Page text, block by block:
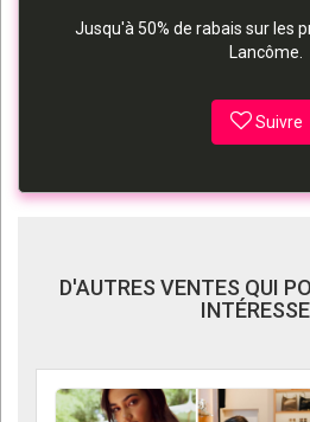
Jusqu'à 50% de rabais sur les
Lancôme.
Suivre
D'AUTRES VENTES QUI